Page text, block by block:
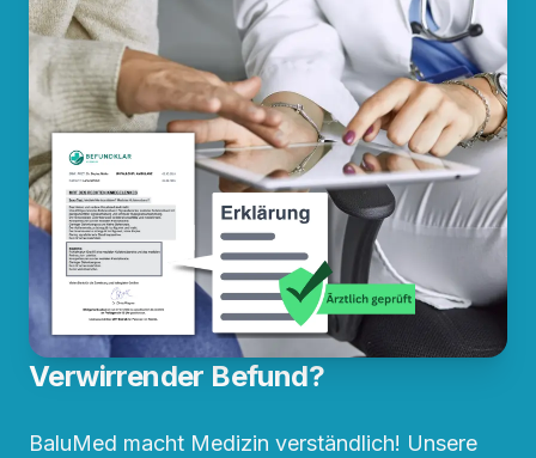
Verwirrender Befund?
BaluMed macht Medizin verständlich! Unsere